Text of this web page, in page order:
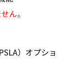
ん。
）オプショ